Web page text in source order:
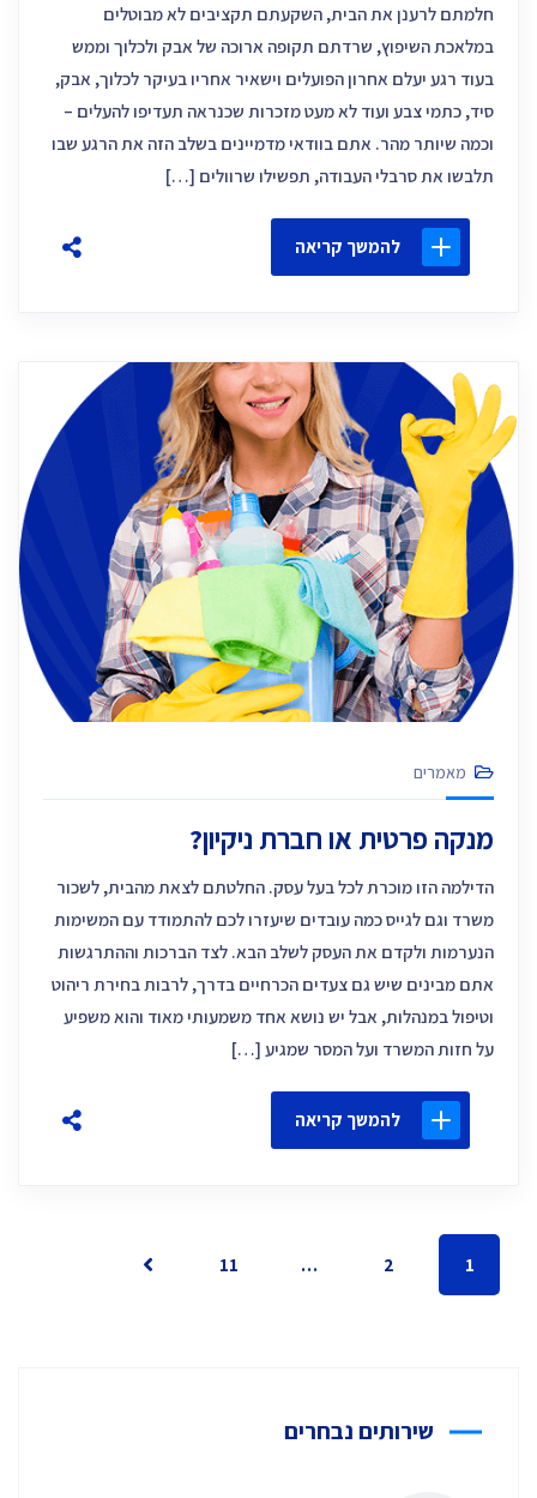
חלמתם לרענן את הבית, השקעתם תקציבים לא מבוטלים
במלאכת השיפוץ, שרדתם תקופה ארוכה של אבק ולכלוך וממש
בעוד רגע יעלם אחרון הפועלים וישאיר אחריו בעיקר לכלוך, אבק,
סיד, כתמי צבע ועוד לא מעט מזכרות שכנראה תעדיפו להעלים –
וכמה שיותר מהר. אתם בוודאי מדמיינים בשלב הזה את הרגע שבו
תלבשו את סרבלי העבודה, תפשילו שרוולים […]
להמשך קריאה
מאמרים
מנקה פרטית או חברת ניקיון?
הדילמה הזו מוכרת לכל בעל עסק. החלטתם לצאת מהבית, לשכור
משרד וגם לגייס כמה עובדים שיעזרו לכם להתמודד עם המשימות
הנערמות ולקדם את העסק לשלב הבא. לצד הברכות וההתרגשות
אתם מבינים שיש גם צעדים הכרחיים בדרך, לרבות בחירת ריהוט
וטיפול במנהלות, אבל יש נושא אחד משמעותי מאוד והוא משפיע
על חזות המשרד ועל המסר שמגיע […]
להמשך קריאה
1
2
…
11
שירותים נבחרים